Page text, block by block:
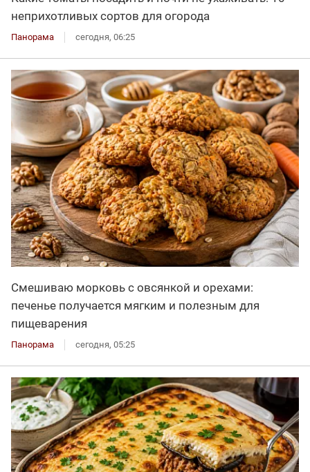
неприхотливых сортов для огорода
Панорама сегодня, 06:25
Смешиваю морковь с овсянкой и орехами:
печенье получается мягким и полезным для
пищеварения
Панорама сегодня, 05:25